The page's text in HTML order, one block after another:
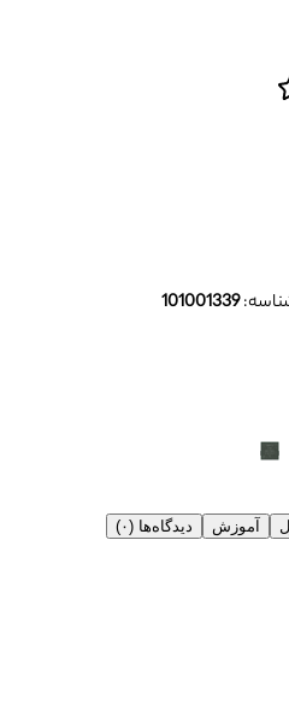
101001339
آموزش
دیدگاه‌ها (۰)